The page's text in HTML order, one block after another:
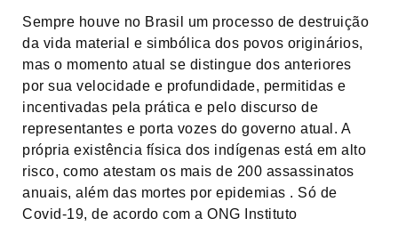
Sempre houve no Brasil um processo de destruição
da vida material e simbólica dos povos originários,
mas o momento atual se distingue dos anteriores
por sua velocidade e profundidade, permitidas e
incentivadas pela prática e pelo discurso de
representantes e porta vozes do governo atual. A
própria existência física dos indígenas está em alto
risco, como atestam os mais de 200 assassinatos
anuais, além das mortes por epidemias . Só de
Covid-19, de acordo com a ONG Instituto